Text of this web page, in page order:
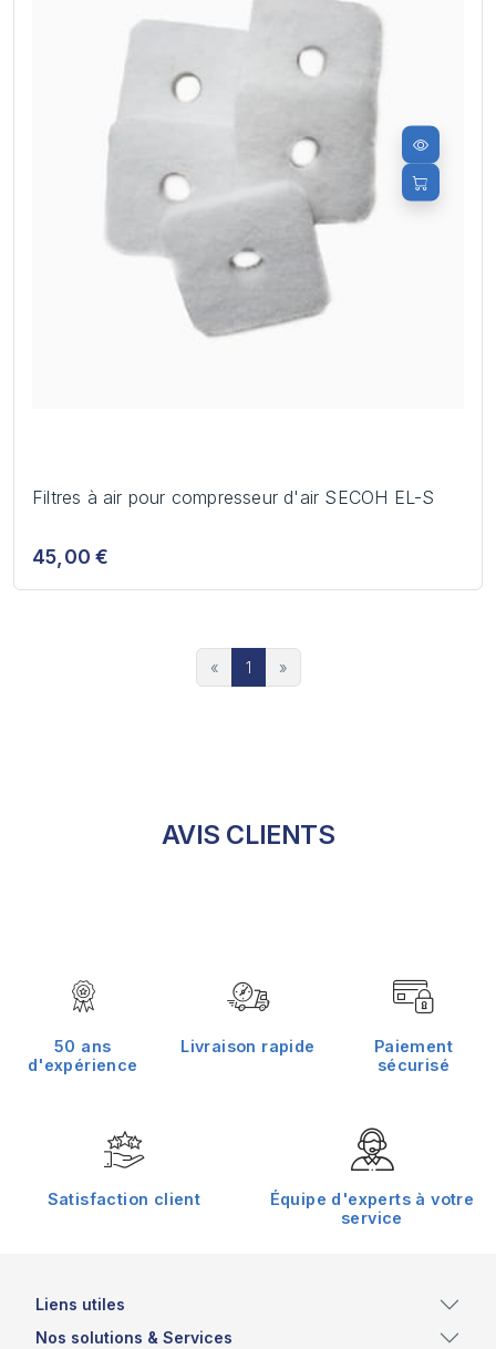
Filtres à air pour compresseur d'air SECOH EL-S
45,00 €
« 1 »
AVIS CLIENTS
50 ans
d'expérience
Livraison rapide
Paiement
sécurisé
Satisfaction client
Équipe d'experts à votre
service
Liens utiles
Nos solutions & Services